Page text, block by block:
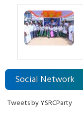
Social Network
Tweets by YSRCParty